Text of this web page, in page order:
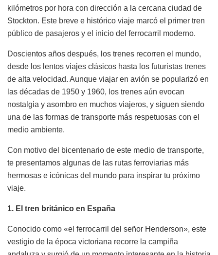
kilómetros por hora con dirección a la cercana ciudad de
Stockton. Este breve e histórico viaje marcó el primer tren
público de pasajeros y el inicio del ferrocarril moderno.
Doscientos años después, los trenes recorren el mundo,
desde los lentos viajes clásicos hasta los futuristas trenes
de alta velocidad. Aunque viajar en avión se popularizó en
las décadas de 1950 y 1960, los trenes aún evocan
nostalgia y asombro en muchos viajeros, y siguen siendo
una de las formas de transporte más respetuosas con el
medio ambiente.
Con motivo del bicentenario de este medio de transporte,
te presentamos algunas de las rutas ferroviarias más
hermosas e icónicas del mundo para inspirar tu próximo
viaje.
1. El tren británico en España
Conocido como «el ferrocarril del señor Henderson», este
vestigio de la época victoriana recorre la campiña